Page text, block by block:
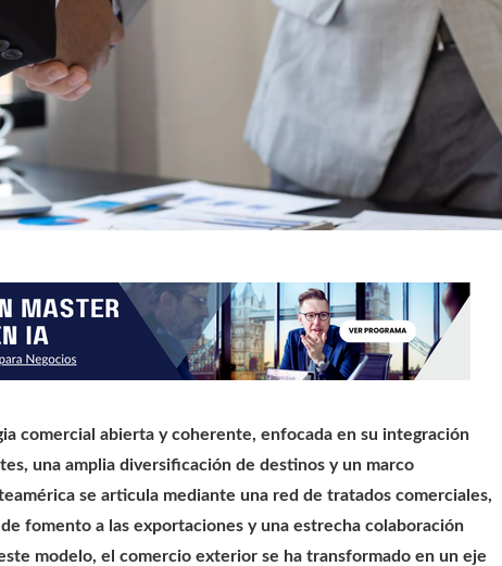
comercial abierta y coherente, enfocada en su integración
una amplia diversificación de destinos y un marco
se articula mediante una red de tratados comerciales,
fomento a las exportaciones y una estrecha colaboración
modelo, el comercio exterior se ha transformado en un eje